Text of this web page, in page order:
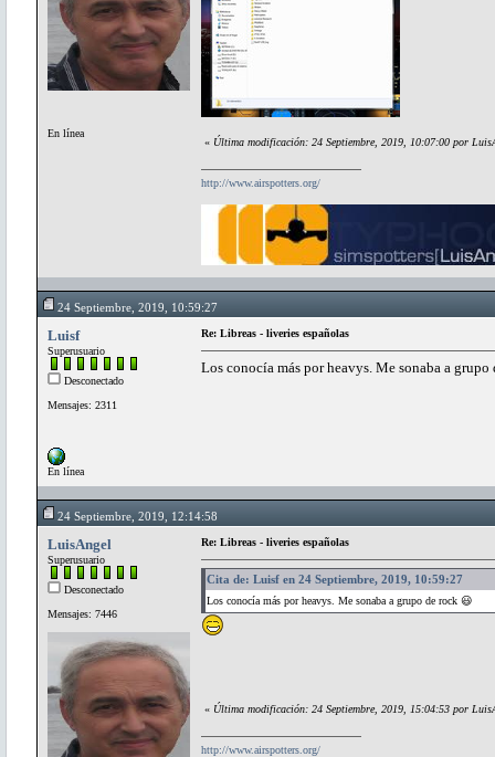
En línea
« Última modificación: 24 Septiembre, 2019, 10:07:00 por
http://www.airspotters.org/
24 Septiembre, 2019, 10:59:27
Luisf
Superusuario
Desconectado
Mensajes: 2311
En línea
Re: Libreas - liveries españolas
Los conocía más por heavys. Me sonaba a
24 Septiembre, 2019, 12:14:58
LuisAngel
Superusuario
Desconectado
Mensajes: 7446
Re: Libreas - liveries españolas
Cita de: Luisf en 24 Septiembre, 2019, 10:59:27
Los conocía más por heavys. Me sonaba a grupo de rock 😃
« Última modificación: 24 Septiembre, 2019, 15:04:53 por
http://www.airspotters.org/